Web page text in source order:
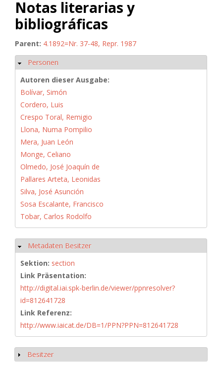
Notas literarias y
bibliográficas
Parent: 4.1892=Nr. 37-48, Repr. 1987
Ausblenden
Personen
Autoren dieser Ausgabe:
Bolívar, Simón
Cordero, Luis
Crespo Toral, Remigio
Llona, Numa Pompilio
Mera, Juan León
Monge, Celiano
Olmedo, José Joaquín de
Pallares Arteta, Leonidas
Silva, José Asunción
Sosa Escalante, Francisco
Tobar, Carlos Rodolfo
Ausblenden
Metadaten Besitzer
Sektion: section
Link Präsentation:
http://digital.iai.spk-berlin.de/viewer/ppnresolver?
id=812641728
Link Referenz:
http://www.iaicat.de/DB=1/PPN?PPN=812641728
Anzeigen
Besitzer